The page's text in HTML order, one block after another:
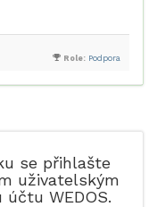
Role: Podpora
se přihlašte
uživatelským
WEDOS.